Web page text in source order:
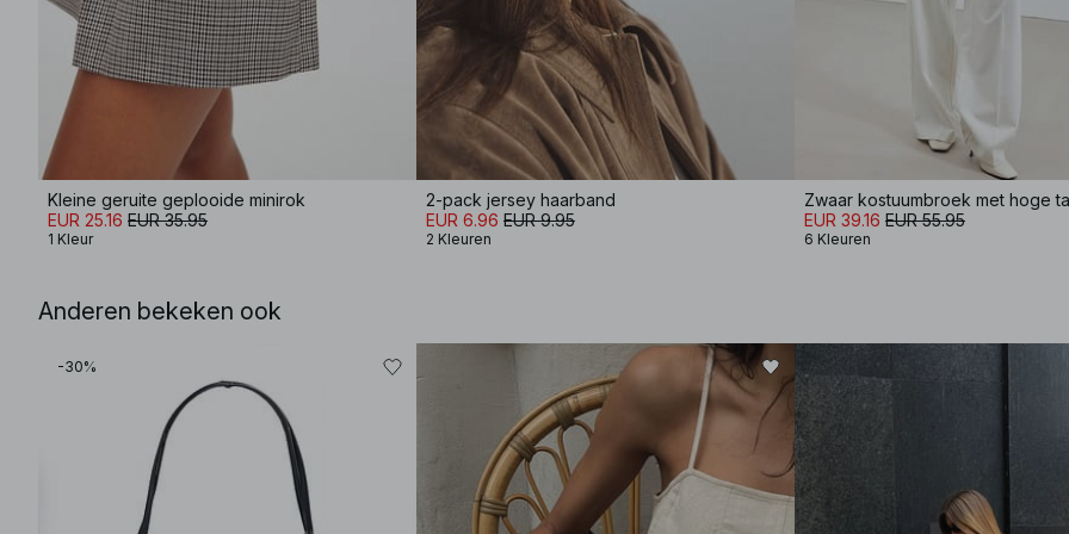
Kleine geruite geplooide minirok
EUR 25.16 EUR 35.95
1 Kleur
2-pack jersey haarband
EUR 6.96 EUR 9.95
2 Kleuren
Zwaar kostuumbroek met hoge
EUR 39.16 EUR 55.95
6 Kleuren
Anderen bekeken ook
-30%